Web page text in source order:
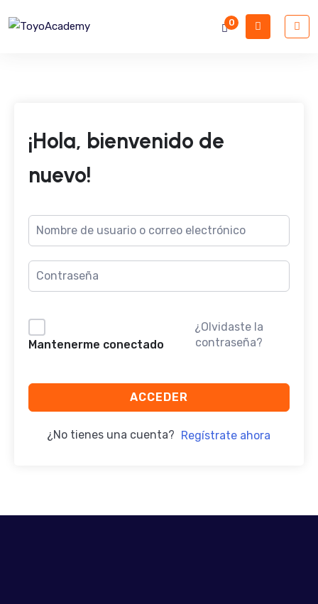
0
¡Hola, bienvenido de
nuevo!
Mantenerme conectado
¿Olvidaste la
contraseña?
ACCEDER
¿No tienes una cuenta? Regístrate ahora